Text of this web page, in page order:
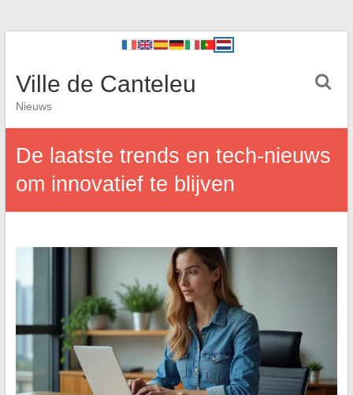
Ville de Canteleu
Nieuws
De laatste trends en tech-nieuws
om innovatief te blijven